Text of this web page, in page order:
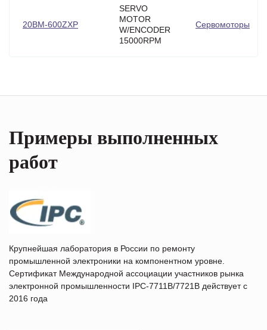
20BM-600ZXP
SERVO
MOTOR
W/ENCODER
15000RPM
Сервомоторы
Примеры выполненных
работ
Крупнейшая лаборатория в России по ремонту
промышленной электроники на компонентном уровне.
Сертификат Международной ассоциации участников рынка
электронной промышленности IPC-7711B/7721B действует с
2016 года